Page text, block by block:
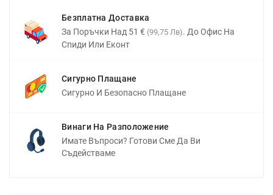
Безплатна Доставка
За Поръчки Над 51 € (99,75 Лв). До Офис На
Спиди Или Еконт
Сигурно Плащане
Сигурно И Безопасно Плащане
Винаги На Разположение
Имате Въпроси? Готови Сме Да Ви
Съдействаме